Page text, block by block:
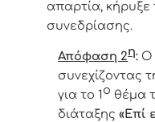
απαρτία, κήρυξε
συνεδρίασης.
Απόφαση 2η: Ο
συνεχίζοντας
για το 1 ο θέμα
διάταξης«Επί